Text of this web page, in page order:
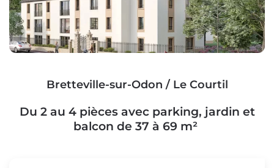
Bretteville-sur-Odon / Le Courtil
Du 2 au 4 pièces avec parking, jardin et
balcon de 37 à 69 m²